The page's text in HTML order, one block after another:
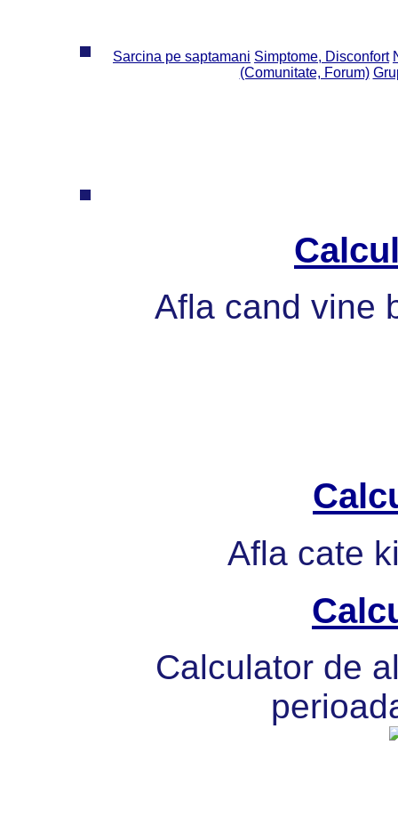
Sarcina pe saptamani Simptome, Disconfort
(Comunitate, Forum)
Afla cand vine
Afla cate
Calculator de